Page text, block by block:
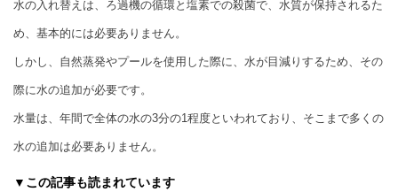
水の入れ替えは、ろ過機の循環と塩素での殺菌で、水質が保持されるた
め、基本的には必要ありません。
しかし、自然蒸発やプールを使用した際に、水が目減りするため、その
際に水の追加が必要です。
水量は、年間で全体の水の3分の1程度といわれており、そこまで多くの
水の追加は必要ありません。
▼この記事も読まれています